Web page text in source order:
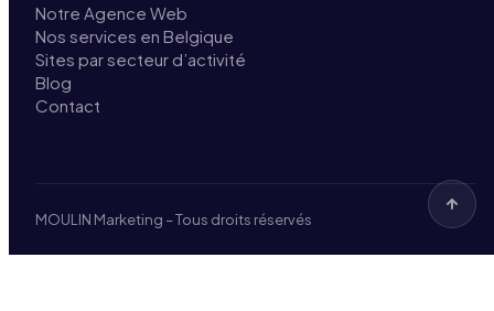
Notre Agence Web
Nos services en Belgique
Sites par secteur d’activité
Blog
Contact
MOULIN Marketing – Tous droits réservés